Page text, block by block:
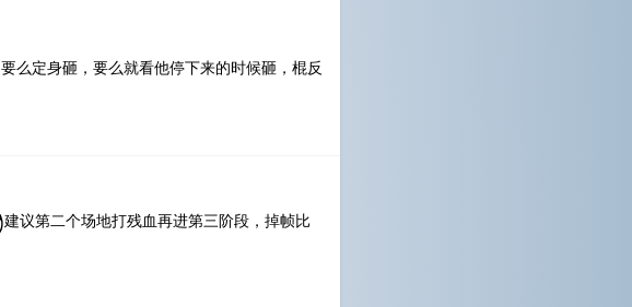
么定身砸，要么就看他停下来的时候砸，棍反
建议第二个场地打残血再进第三阶段，掉帧比